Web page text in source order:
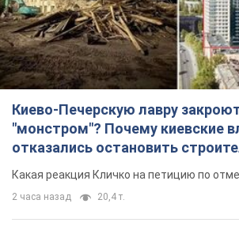
небоскреба "московского
Какая реакция Кличко на петицию по
2 часа назад 20,4 т.
Российская армия совершила
атаку на Одессу: горела
города, есть пострадавшие.
Для террора враг применил ракеты и
час назад 53,4 т.
МИД Болгарии вызвал